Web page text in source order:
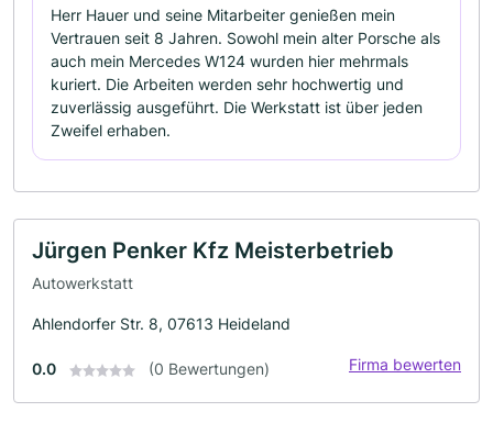
Herr Hauer und seine Mitarbeiter genießen mein
Vertrauen seit 8 Jahren. Sowohl mein alter Porsche als
auch mein Mercedes W124 wurden hier mehrmals
kuriert. Die Arbeiten werden sehr hochwertig und
zuverlässig ausgeführt. Die Werkstatt ist über jeden
Zweifel erhaben.
Jürgen Penker Kfz Meisterbetrieb
Autowerkstatt
Ahlendorfer Str. 8, 07613 Heideland
0.0 (0 Bewertungen) Firma bewerten